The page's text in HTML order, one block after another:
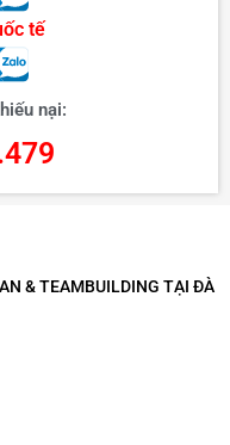
tế
nại:
& TEAMBUILDING TẠI ĐÀ